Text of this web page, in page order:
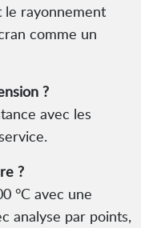
rayonnement
comme un
?
avec les
?
°C avec une
analyse par points,